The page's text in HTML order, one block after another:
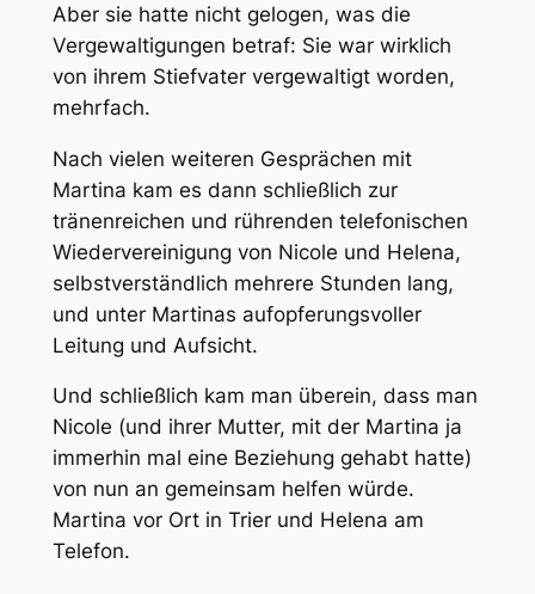
Aber sie hatte nicht gelogen, was die
Vergewaltigungen betraf: Sie war wirklich
von ihrem Stiefvater vergewaltigt worden,
mehrfach.
Nach vielen weiteren Gesprächen mit
Martina kam es dann schließlich zur
tränenreichen und rührenden telefonischen
Wiedervereinigung von Nicole und Helena,
selbstverständlich mehrere Stunden lang,
und unter Martinas aufopferungsvoller
Leitung und Aufsicht.
Und schließlich kam man überein, dass man
Nicole (und ihrer Mutter, mit der Martina ja
immerhin mal eine Beziehung gehabt hatte)
von nun an gemeinsam helfen würde.
Martina vor Ort in Trier und Helena am
Telefon.